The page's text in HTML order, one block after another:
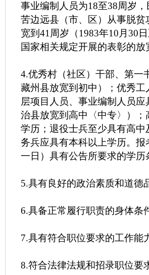
事业编制人员为18至38周岁
苦边远县（市、区）从事脱
宽到41周岁（1983年10月30
国家相关规定开展的表彰的放
4.优秀村（社区）干部、第一
藏州县放宽到初中）；优秀
层项目人员、事业编制人员
治县放宽到高中〈中专〉）
学历；退役士兵至少具有高
务兵应具有本科以上学历。
一日）具有公告所要求的学历
5.具有良好的政治素质和道德
6.具备正常履行职责的身体条
7.具有符合职位要求的工作能
8.符合法律法规和招录职位要